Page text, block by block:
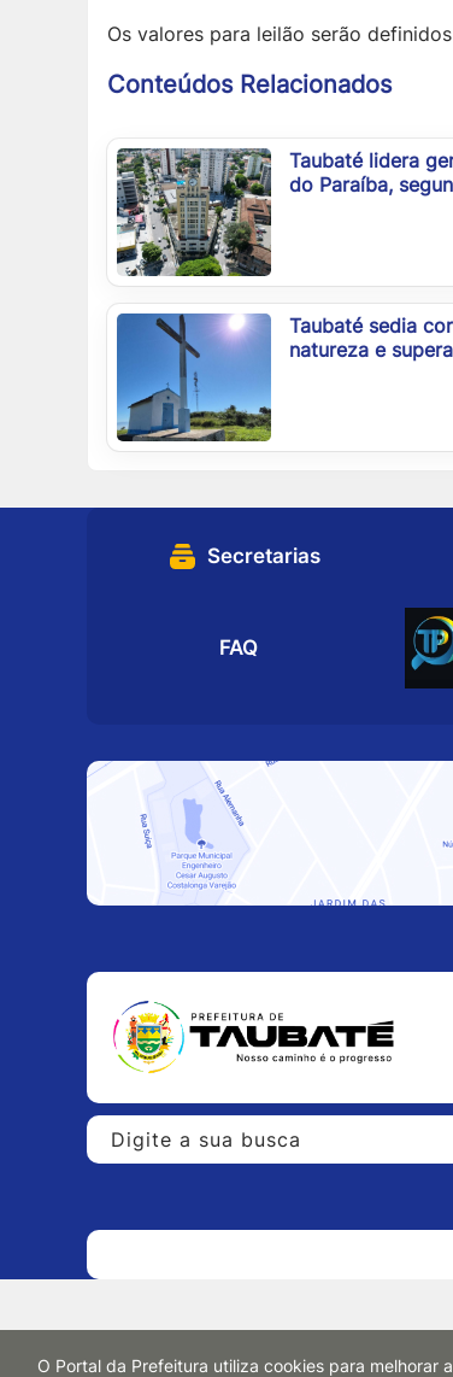
Os valores para leilão serão
Conteúdos Relacionados
Taubaté lidera
do Paraíba,
Taubaté sedia
natureza e
Secretarias
FAQ
O Portal da Prefeitura utiliza cookies para melhorar